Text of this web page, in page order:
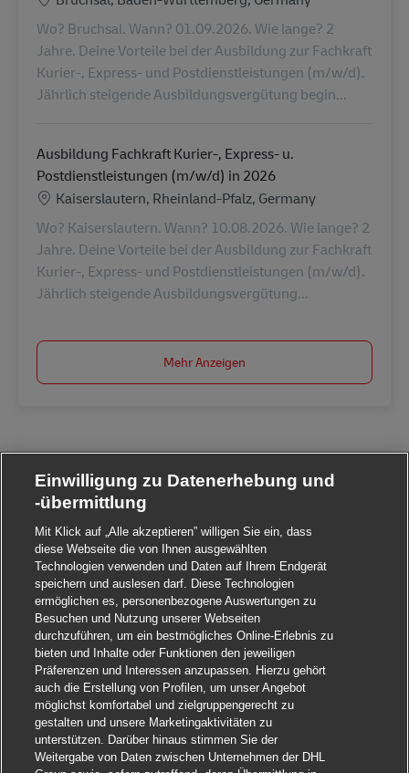
Wo? Bruchsal. Wann? 01.09.2026. Wie lange? 2
Jahre. Deine Vorteile bei der Ausbildung zur Fachkraft
Kurier-, Express- und Postdienstleistungen (m/w/d).
Jährlich steigende Ausbildungsvergütung begin...
Ausbildung Fachkraft Kurier-, Express- u.
Postdienstleistungen (m/w/d) in 2026
Standort
Kaiserslautern, Rheinland-Pfalz, Germany
Wo? Kaiserslautern. Wann? 10.08.2026. Wie lange? 2
Jahre. Deine Vorteile bei der Ausbildung zur Fachkraft
Kurier-, Express- und Postdienstleistungen (m/w/d).
Jährlich steigende Ausbildungsvergütung...
Mehr Anzeigen
Einwilligung zu Datenerhebung und
-übermittlung
Mit Klick auf „Alle akzeptieren” willigen Sie ein, dass
diese Webseite die von Ihnen ausgewählten
Technologien verwenden und Daten auf Ihrem Endgerät
speichern und auslesen darf. Diese Technologien
ermöglichen es, personenbezogene Auswertungen zu
Besuchen und Nutzung unserer Webseiten
durchzuführen, um ein bestmögliches Online-Erlebnis zu
bieten und Inhalte oder Funktionen den jeweiligen
Präferenzen und Interessen anzupassen. Hierzu gehört
auch die Erstellung von Profilen, um unser Angebot
möglichst komfortabel und zielgruppengerecht zu
gestalten und unsere Marketingaktivitäten zu
unterstützen. Darüber hinaus stimmen Sie der
Weitergabe von Daten zwischen Unternehmen der DHL